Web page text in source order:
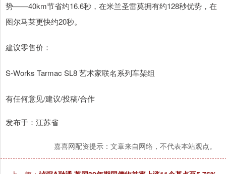
势——40km节省约16.6秒，在米兰圣雷莫拥有约128秒优势，在
图尔马莱更快约20秒。
建议零售价：
S-Works Tarmac SL8 艺术家联名系列车架组
有任何意见/建议/投稿/合作
发布于：江苏省
嘉喜网配资提示：文章来自网络，不代表本站观点。